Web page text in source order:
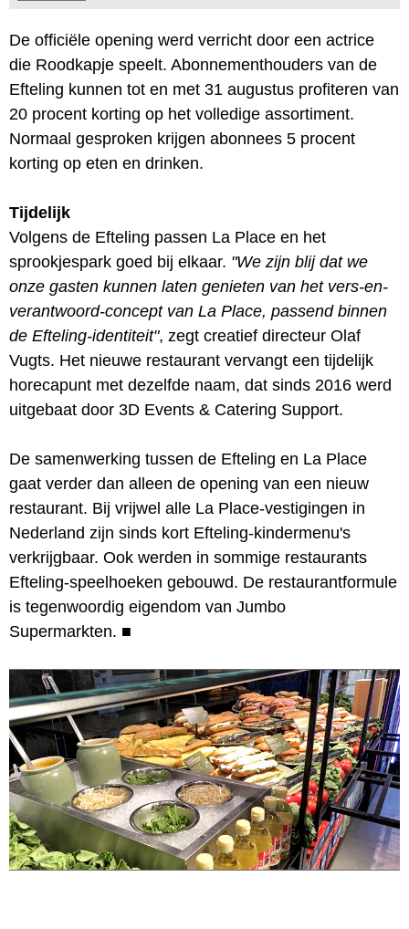
De officiële opening werd verricht door een actrice
die Roodkapje speelt. Abonnementhouders van de
Efteling kunnen tot en met 31 augustus profiteren van
20 procent korting op het volledige assortiment.
Normaal gesproken krijgen abonnees 5 procent
korting op eten en drinken.
Tijdelijk
Volgens de Efteling passen La Place en het
sprookjespark goed bij elkaar. "We zijn blij dat we
onze gasten kunnen laten genieten van het vers-en-
verantwoord-concept van La Place, passend binnen
de Efteling-identiteit", zegt creatief directeur Olaf
Vugts. Het nieuwe restaurant vervangt een tijdelijk
horecapunt met dezelfde naam, dat sinds 2016 werd
uitgebaat door 3D Events & Catering Support.
De samenwerking tussen de Efteling en La Place
gaat verder dan alleen de opening van een nieuw
restaurant. Bij vrijwel alle La Place-vestigingen in
Nederland zijn sinds kort Efteling-kindermenu's
verkrijgbaar. Ook werden in sommige restaurants
Efteling-speelhoeken gebouwd. De restaurantformule
is tegenwoordig eigendom van Jumbo
Supermarkten. ■